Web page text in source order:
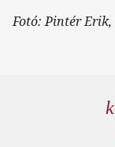
Fotó: Pintér Erik,